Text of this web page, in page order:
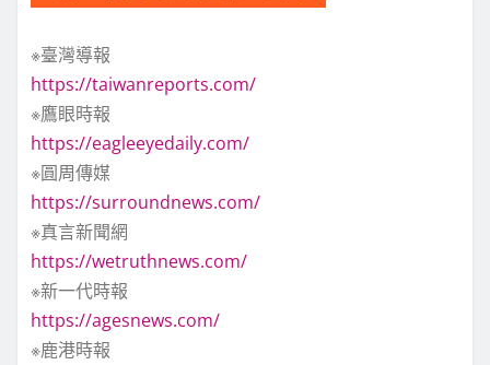
※臺灣導報
https://taiwanreports.com/
※鷹眼時報
https://eagleeyedaily.com/
※圓周傳媒
https://surroundnews.com/
※真言新聞網
https://wetruthnews.com/
※新一代時報
https://agesnews.com/
※鹿港時報